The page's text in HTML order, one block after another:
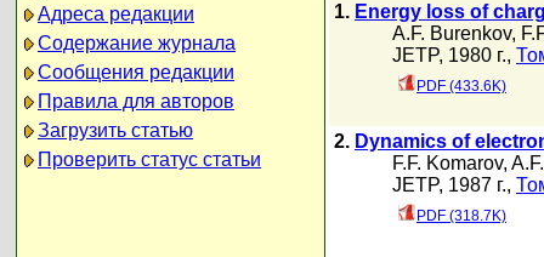
Адреса редакции
Содержание журнала
Сообщения редакции
Правила для авторов
Загрузить статью
Проверить статус статьи
1. Energy loss of
A.F. Burenkov,
JETP, 1980 г.,
PDF (433.6K)
2. Dynamics of
F.F. Komarov,
JETP, 1987 г.,
PDF (318.7K)